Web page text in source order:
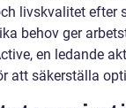
livskvalitet efter
behov ger
en ledande
att säkerställa